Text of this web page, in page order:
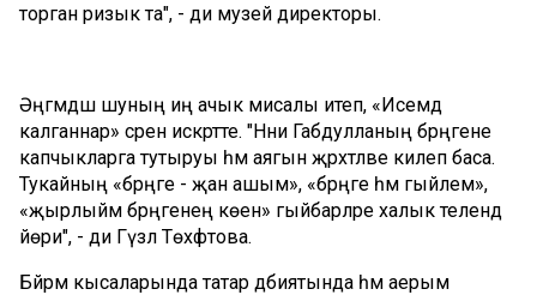
торган ризык та", - ди музей директоры.
Әңгәмәдәш шуның иң ачык мисалы итеп, «Исемдә
калганнар» әсәрен искәртте. "Нәни Габдулланың бәрәңгене
капчыкларга тутыруы һәм аягын җәрәхәтләве килеп баса.
Тукайның «бәрәңге - җан ашым», «бәрәңге һәм гыйлем»,
«җырлыйм бәрәңгенең көен» гыйбарәләре халык телендә
йөри", - ди Гүзәл Төхфәтова.
Бәйрәм кысаларында татар әдәбиятында һәм аерым